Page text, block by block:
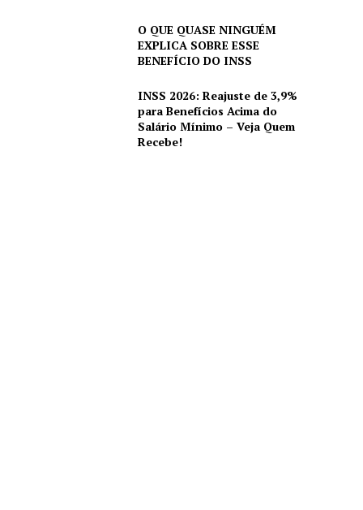
O QUE QUASE NINGUÉM
EXPLICA SOBRE ESSE
BENEFÍCIO DO INSS
INSS 2026: Reajuste de 3,9%
para Benefícios Acima do
Salário Mínimo – Veja Quem
Recebe!